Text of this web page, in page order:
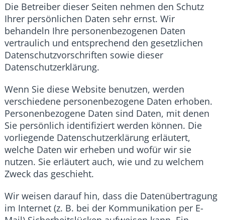
Die Betreiber dieser Seiten nehmen den Schutz
Ihrer persönlichen Daten sehr ernst. Wir
behandeln Ihre personenbezogenen Daten
vertraulich und entsprechend den gesetzlichen
Datenschutzvorschriften sowie dieser
Datenschutzerklärung.
Wenn Sie diese Website benutzen, werden
verschiedene personenbezogene Daten erhoben.
Personenbezogene Daten sind Daten, mit denen
Sie persönlich identifiziert werden können. Die
vorliegende Datenschutzerklärung erläutert,
welche Daten wir erheben und wofür wir sie
nutzen. Sie erläutert auch, wie und zu welchem
Zweck das geschieht.
Wir weisen darauf hin, dass die Datenübertragung
im Internet (z. B. bei der Kommunikation per E-